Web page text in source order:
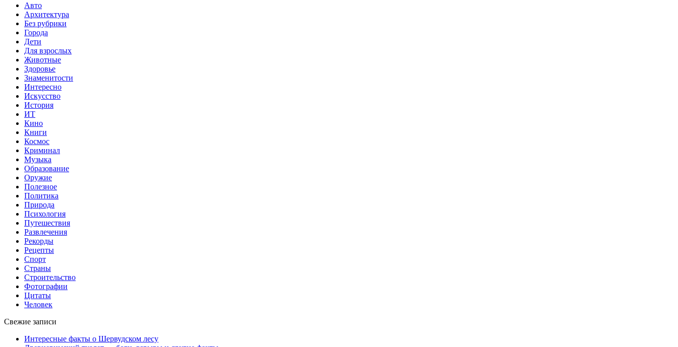
Авто
Архитектура
Без рубрики
Города
Дети
Для взрослых
Животные
Здоровье
Знаменитости
Интересно
Искусство
История
ИТ
Кино
Книги
Космос
Криминал
Музыка
Образование
Оружие
Полезное
Политика
Природа
Психология
Путешествия
Развлечения
Рекорды
Рецепты
Спорт
Страны
Строительство
Фотографии
Цитаты
Человек
Свежие записи
Интересные факты о Шервудском лесу